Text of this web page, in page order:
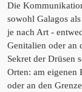
Die
sowohl Galagos
je nach Art -
Genitalien oder an
Sekret der Drüsen
Orten: am eigenen
oder an den